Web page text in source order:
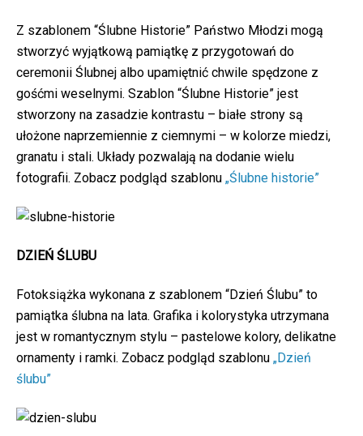
Z szablonem “Ślubne Historie” Państwo Młodzi mogą
stworzyć wyjątkową pamiątkę z przygotowań do
ceremonii Ślubnej albo upamiętnić chwile spędzone z
gośćmi weselnymi. Szablon “Ślubne Historie” jest
stworzony na zasadzie kontrastu – białe strony są
ułożone naprzemiennie z ciemnymi – w kolorze miedzi,
granatu i stali. Układy pozwalają na dodanie wielu
fotografii. Zobacz podgląd szablonu „Ślubne historie”
DZIEŃ ŚLUBU
Fotoksiążka wykonana z szablonem “Dzień Ślubu” to
pamiątka ślubna na lata. Grafika i kolorystyka utrzymana
jest w romantycznym stylu – pastelowe kolory, delikatne
ornamenty i ramki. Zobacz podgląd szablonu „Dzień
ślubu”